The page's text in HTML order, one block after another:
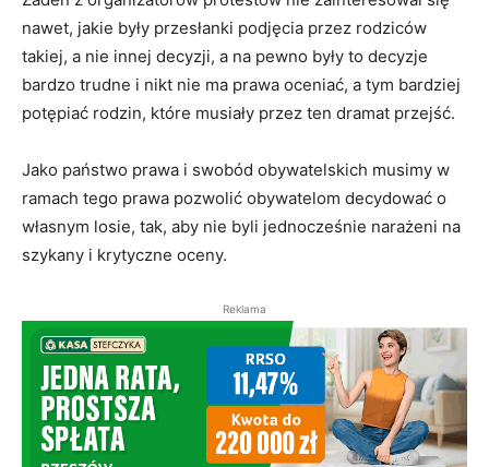
nawet, jakie były przesłanki podjęcia przez rodziców
takiej, a nie innej decyzji, a na pewno były to decyzje
bardzo trudne i nikt nie ma prawa oceniać, a tym bardziej
potępiać rodzin, które musiały przez ten dramat przejść.
Jako państwo prawa i swobód obywatelskich musimy w
ramach tego prawa pozwolić obywatelom decydować o
własnym losie, tak, aby nie byli jednocześnie narażeni na
szykany i krytyczne oceny.
Reklama